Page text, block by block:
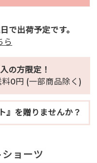
で出荷予定です。
ら
の方限定！
0円 (一部商品除く)
』を贈りませんか？
ョーツ